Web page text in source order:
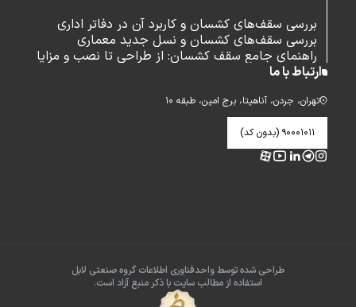
بررسی سقف‌های کشسان و کاربرد آن در دفاتر اداری
بررسی سقف‌های کشسان و نسل جدید معماری
راهنمای جامع سقف کشسان: از طراحی تا نصب و مزایا
ارتباط با ما
تهران، جردن، آناهیتا، برج امین، طبقه ۱۰
۹۰۰۰۱۰۱۱ (بدون کد)
طراحی شده توسط واحدفناوری اطلاعات گروه صنعتی لابل
استفاده از مطالب سایت با ذکر منبع آزاد است.